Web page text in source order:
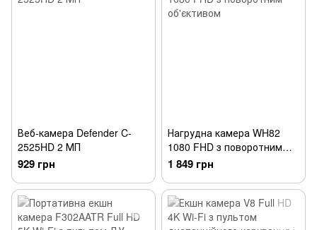
Веб-камера Defender C-
2525HD 2 МП
929 грн
Нагрудна камера WH82
1080 FHD з поворотним
об'єктивом
1 849 грн